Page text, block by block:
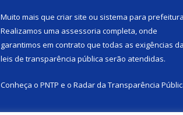
Muito mais que criar site ou sistema para
Realizamos uma assessoria completa, onde
garantimos em contrato que todas as exigências
leis de transparência pública serão atendidas.
Conheça o PNTP e o Radar da Transparência